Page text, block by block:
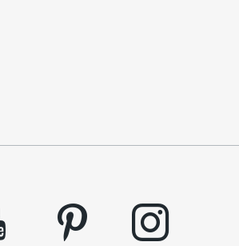
pinterest instagram